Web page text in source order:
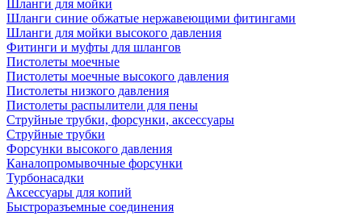
Шланги для мойки
Шланги синие обжатые нержавеющими фитингами
Шланги для мойки высокого давления
Фитинги и муфты для шлангов
Пистолеты моечные
Пистолеты моечные высокого давления
Пистолеты низкого давления
Пистолеты распылители для пены
Струйные трубки, форсунки, аксессуары
Струйные трубки
Форсунки высокого давления
Каналопромывочные форсунки
Турбонасадки
Аксессуары для копий
Быстроразъемные соединения